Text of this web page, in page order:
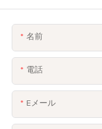
名前
電話
Eメール